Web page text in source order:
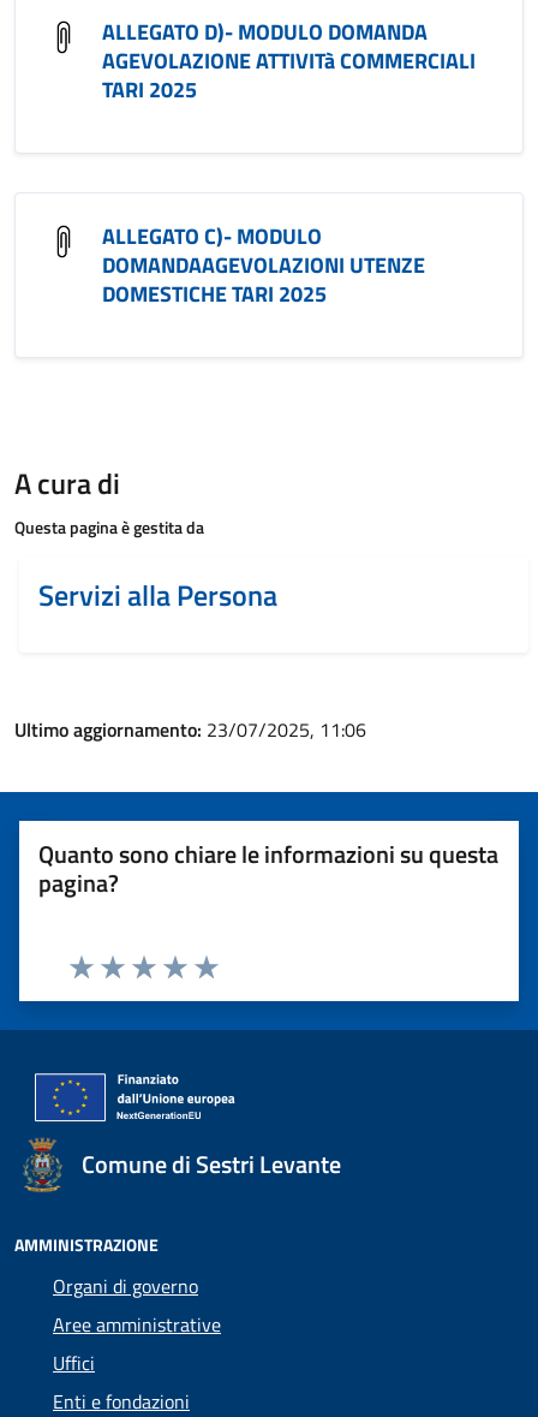
ALLEGATO D)- MODULO DOMANDA
AGEVOLAZIONE ATTIVITà COMMERCIALI
TARI 2025
ALLEGATO C)- MODULO
DOMANDAAGEVOLAZIONI UTENZE
DOMESTICHE TARI 2025
A cura di
Questa pagina è gestita da
Servizi alla Persona
Ultimo aggiornamento: 23/07/2025, 11:06
Quanto sono chiare le informazioni su questa
pagina?
Valuta 5 stelle su 5
Valuta 4 stelle su 5
Valuta 3 stelle su 5
Valuta 2 stelle su 5
Valuta 1 stelle su 5
Comune di Sestri Levante
AMMINISTRAZIONE
Organi di governo
Aree amministrative
Uffici
Enti e fondazioni